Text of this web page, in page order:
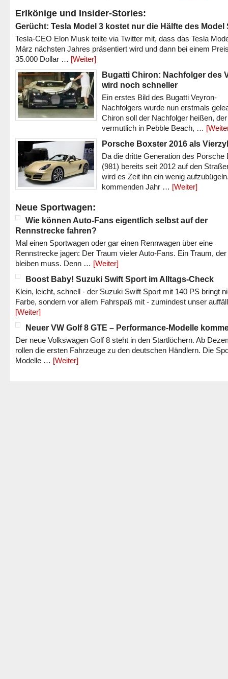
Erlkönige und Insider-Stories:
Gerücht: Tesla Model 3 kostet nur die Hälfte des Model
Tesla-CEO Elon Musk teilte via Twitter mit, dass das Tesla
März nächsten Jahres präsentiert wird und dann bei einem
35.000 Dollar … [Weiter]
Bugatti Chiron: Nachfolger des
wird noch schneller
Ein erstes Bild des Bugatti Veyron-
Nachfolgers wurde nun erstmals
Chiron soll der Nachfolger heißen, der
vermutlich in Pebble Beach, …
Porsche Boxster 2016 als
Da die dritte Generation des Porsche
(981) bereits seit 2012 auf den
wird es Zeit ihn ein wenig
kommenden Jahr … [Weiter]
Neue Sportwagen:
Wie können Auto-Fans eigentlich selbst auf der
Rennstrecke fahren?
Mal einen Sportwagen oder gar einen Rennwagen über eine
Rennstrecke jagen: Der Traum vieler Auto-Fans. Ein Traum,
bleiben muss. Denn … [Weiter]
Boost Baby! Suzuki Swift Sport im Alltags-Check
Klein, leicht, schnell - der Suzuki Swift Sport mit 140 PS bringt
Farbe, sondern vor allem Fahrspaß mit - zumindest unser
[Weiter]
Neuer VW Golf 8 GTE – Performance-Modelle
Der neue Volkswagen Golf 8 steht in den Startlöchern. Ab
rollen die ersten Fahrzeuge zu den deutschen Händlern. Die
Modelle … [Weiter]